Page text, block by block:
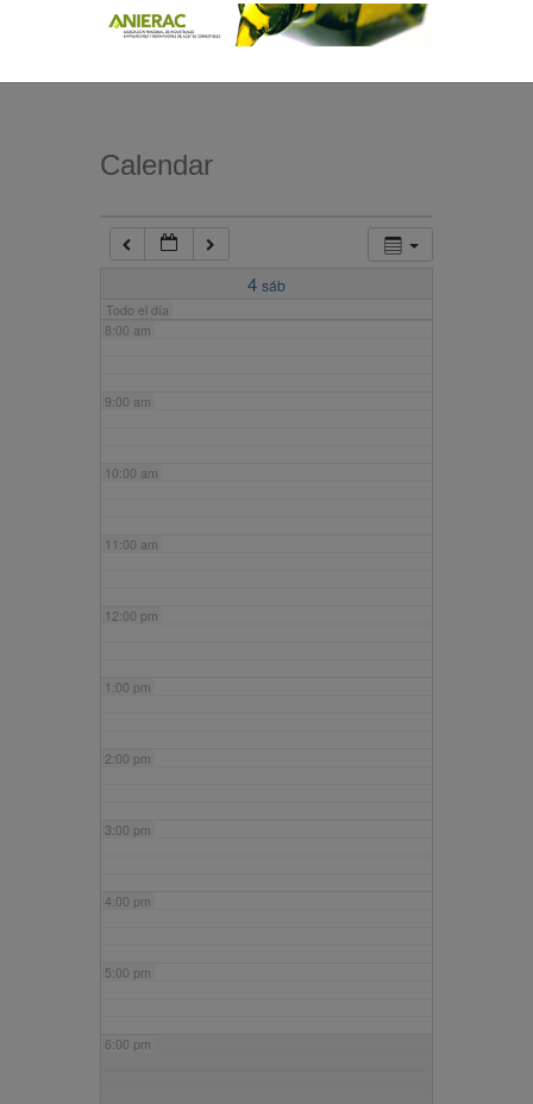
Calendar
4 sáb
Todo el día
7:00 am
8:00 am
9:00 am
10:00 am
11:00 am
12:00 pm
1:00 pm
2:00 pm
3:00 pm
4:00 pm
5:00 pm
6:00 pm